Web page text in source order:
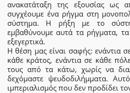
ανακατάταξη της εξουσίας ως
συγχέουμε ένα ρήγμα στη
σύστημα. Η ρήξη με το
εμβαθύνουμε αυτά τα ρήγματα,
εξεγερτικά.
Η θέση μας είναι σαφής: ενάντια
κάθε κράτος, ενάντια σε κάθε
τους από τα κάτω, χωρίς να
δεχόμαστε ψευδοδιλήμματα.
ιμπεριαλισμός που δεν προδίδει